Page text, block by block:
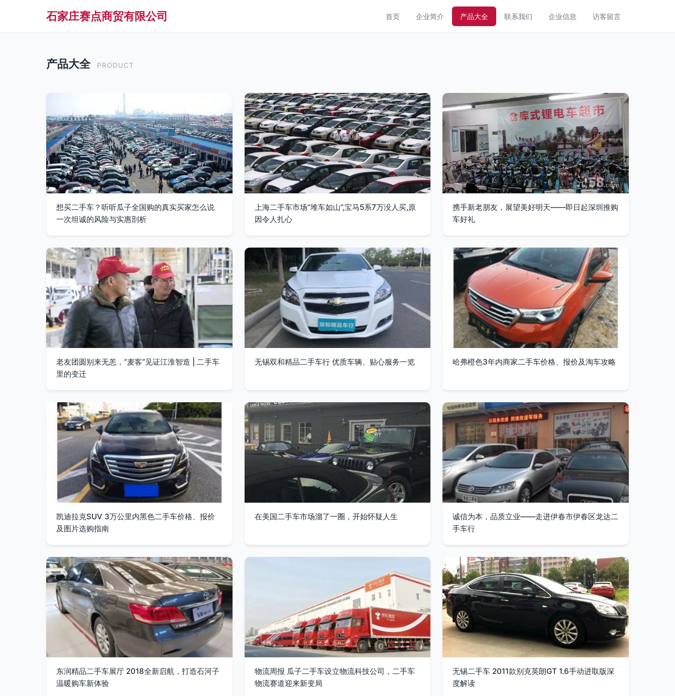
石家庄赛点商贸有限公司 首页 企业简介 产品大全 联系我们 企业信息 访客留言
产品大全 PRODUCT
想买二手车？听听瓜子全国购的真实买家怎么说
一次坦诚的风险与实惠剖析
上海二手车市场“堆车如山”,宝马5系7万没人买,原
因令人扎心
携手新老朋友，展望美好明天——即日起深圳推购
车好礼
老友团圆别来无恙，“麦客”见证江淮智造 | 二手车
里的变迁
无锡双和精品二手车行 优质车辆、贴心服务一览 哈弗橙色3年内商家二手车价格、报价及淘车攻略
凯迪拉克SUV 3万公里内黑色二手车价格、报价
及图片选购指南
在美国二手车市场溜了一圈，开始怀疑人生
诚信为本，品质立业——走进伊春市伊春区龙达二
手车行
东润精品二手车展厅 2018全新启航，打造石河子
温暖购车新体验
物流周报 瓜子二手车设立物流科技公司，二手车
物流赛道迎来新变局
无锡二手车 2011款别克英朗GT 1.6手动进取版深
度解读